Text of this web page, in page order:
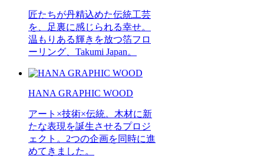
匠たちが丹精込めた伝統工芸
を、足裏に感じられる幸せ。
温もりある輝きを放つ箔フロ
ーリング、Takumi Japan。
HANA GRAPHIC WOOD
アート×技術×伝統。木材に新
たな表現を誕生させるプロジ
ェクト。2つの企画を同時に進
めてきました。